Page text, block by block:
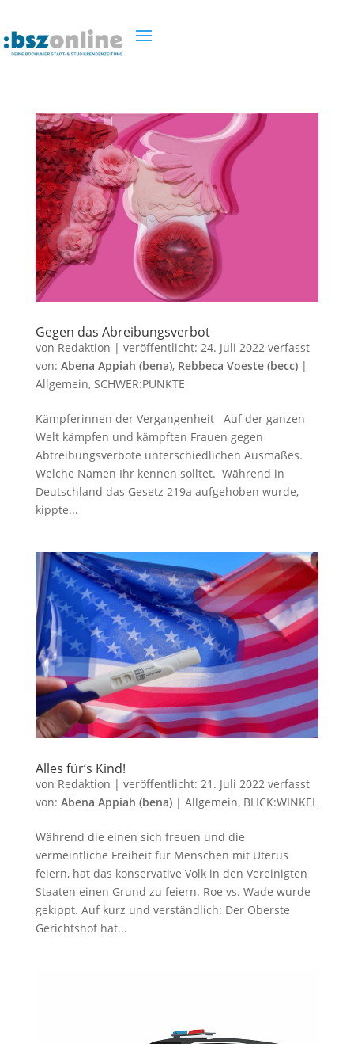
Gegen das Abreibungsverbot
von Redaktion | veröffentlicht: 24. Juli 2022verfasst
von: Abena Appiah (bena), Rebbeca Voeste (becc)|
Allgemein, SCHWER:PUNKTE
Kämpferinnen der Vergangenheit Auf der ganzen
Welt kämpfen und kämpften Frauen gegen
Abtreibungsverbote unterschiedlichen Ausmaßes.
Welche Namen Ihr kennen solltet. Während in
Deutschland das Gesetz 219a aufgehoben wurde,
kippte...
Alles für‘s Kind!
von Redaktion | veröffentlicht: 21. Juli 2022 verfasst
von: Abena Appiah (bena)| Allgemein, BLICK:WINKEL
Während die einen sich freuen und die
vermeintliche Freiheit für Menschen mit Uterus
feiern, hat das konservative Volk in den Vereinigten
Staaten einen Grund zu feiern. Roe vs. Wade wurde
gekippt. Auf kurz und verständlich: Der Oberste
Gerichtshof hat...